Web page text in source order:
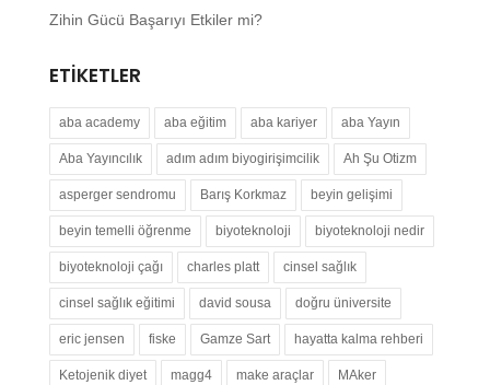
Zihin Gücü Başarıyı Etkiler mi?
ETIKETLER
aba academy aba eğitim aba kariyer aba Yayın
Aba Yayıncılık adım adım biyogirişimcilik Ah Şu Otizm
asperger sendromu Barış Korkmaz beyin gelişimi
beyin temelli öğrenme biyoteknoloji biyoteknoloji nedir
biyoteknoloji çağı charles platt cinsel sağlık
cinsel sağlık eğitimi david sousa doğru üniversite
eric jensen fiske Gamze Sart hayatta kalma rehberi
Ketojenik diyet magg4 make araçlar MAker